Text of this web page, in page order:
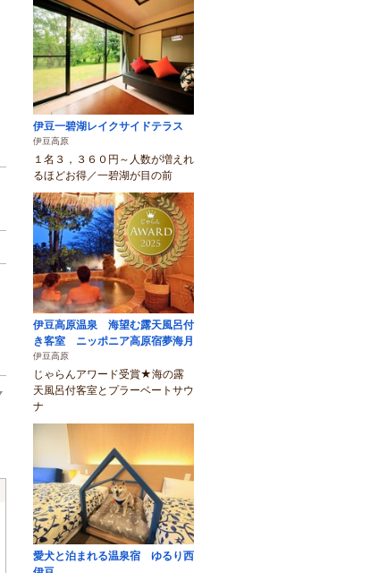
伊豆一碧湖レイクサイドテラス
伊豆高原
１名３，３６０円～人数が増えれ
るほどお得／一碧湖が目の前
伊豆高原温泉 海望む露天風呂付
き客室 ニッポニア高原宿夢海月
伊豆高原
じゃらんアワード受賞★海の露
天風呂付客室とプラーベートサウ
ナ
愛犬と泊まれる温泉宿 ゆるり西